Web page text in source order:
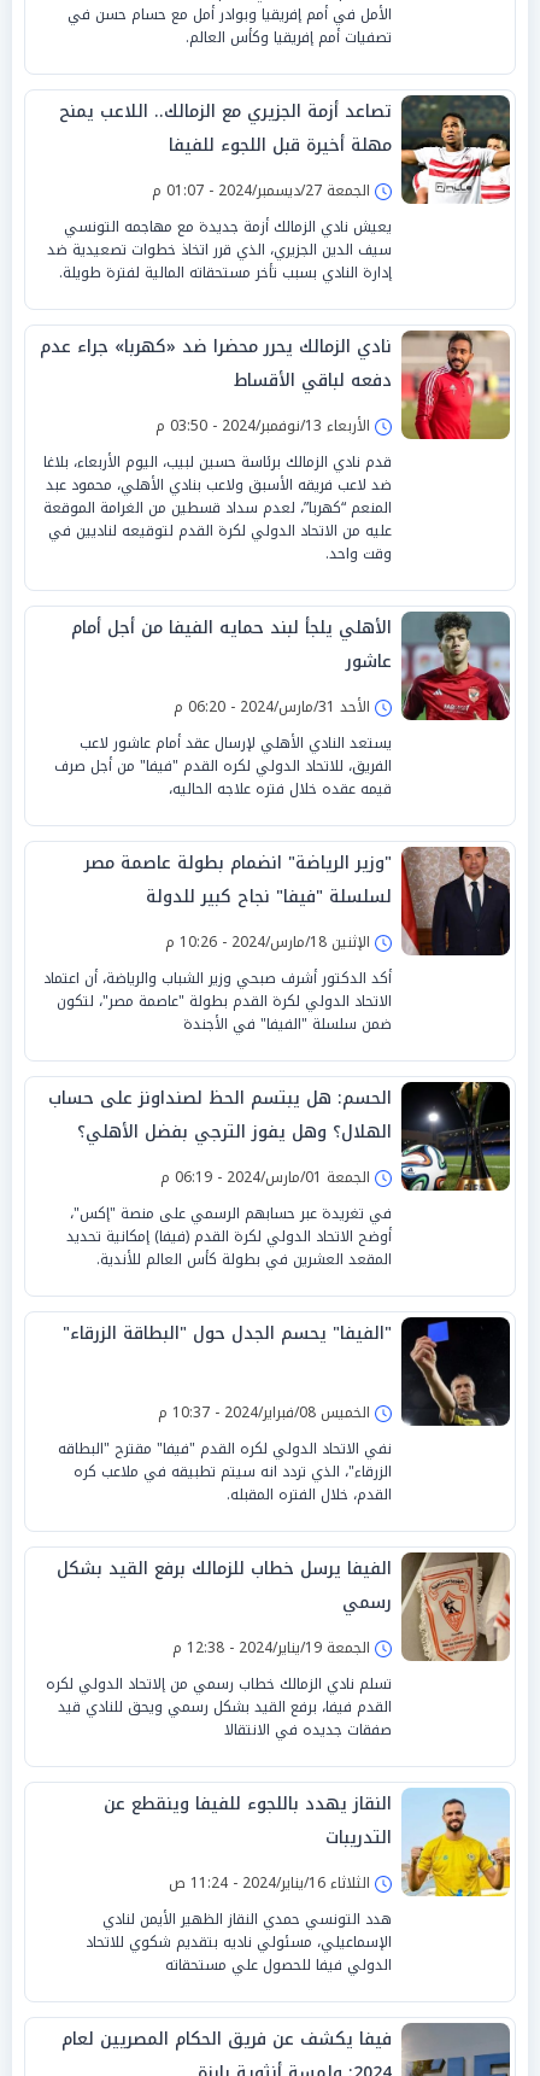
الأمل في أمم إفريقيا وبوادر أمل مع حسام حسن في
تصفيات أمم إفريقيا وكأس العالم.
تصاعد أزمة الجزيري مع الزمالك.. اللاعب يمنح
مهلة أخيرة قبل اللجوء للفيفا
الجمعة 27/ديسمبر/2024 - 01:07 م
يعيش نادي الزمالك أزمة جديدة مع مهاجمه التونسي
سيف الدين الجزيري، الذي قرر اتخاذ خطوات تصعيدية ضد
إدارة النادي بسبب تأخر مستحقاته المالية لفترة طويلة.
نادي الزمالك يحرر محضرا ضد «كهربا» جراء عدم
دفعه لباقي الأقساط
الأربعاء 13/نوفمبر/2024 - 03:50 م
قدم نادي الزمالك برئاسة حسين لبيب، اليوم الأربعاء، بلاغا
ضد لاعب فريقه الأسبق ولاعب بنادي الأهلي، محمود عبد
المنعم “كهربا”، لعدم سداد قسطين من الغرامة الموقعة
عليه من الاتحاد الدولي لكرة القدم لتوقيعه لناديين في
وقت واحد.
الأهلي يلجأ لبند حمايه الفيفا من أجل أمام
عاشور
الأحد 31/مارس/2024 - 06:20 م
يستعد النادي الأهلي لإرسال عقد أمام عاشور لاعب
الفريق، للاتحاد الدولي لكره القدم "فيفا" من أجل صرف
قيمه عقده خلال فتره علاجه الحاليه،
"وزير الرياضة" انضمام بطولة عاصمة مصر
لسلسلة "فيفا" نجاح كبير للدولة
الإثنين 18/مارس/2024 - 10:26 م
أكد الدكتور أشرف صبحي وزير الشباب والرياضة، أن اعتماد
الاتحاد الدولي لكرة القدم بطولة "عاصمة مصر"، لتكون
ضمن سلسلة "الفيفا" في الأجندة
الحسم: هل يبتسم الحظ لصنداونز على حساب
الهلال؟ وهل يفوز الترجي بفضل الأهلي؟
الجمعة 01/مارس/2024 - 06:19 م
في تغريدة عبر حسابهم الرسمي على منصة "إكس"،
أوضح الاتحاد الدولي لكرة القدم (فيفا) إمكانية تحديد
المقعد العشرين في بطولة كأس العالم للأندية.
"الفيفا" يحسم الجدل حول "البطاقة الزرقاء"
الخميس 08/فبراير/2024 - 10:37 م
نفي الاتحاد الدولي لكره القدم "فيفا" مقترح "البطاقه
الزرقاء"، الذي تردد انه سيتم تطبيقه في ملاعب كره
القدم، خلال الفتره المقبله.
الفيفا يرسل خطاب للزمالك برفع القيد بشكل
رسمي
الجمعة 19/يناير/2024 - 12:38 م
تسلم نادي الزمالك خطاب رسمي من إلاتحاد الدولي لكره
القدم فيفا، برفع القيد بشكل رسمي ويحق للنادي قيد
صفقات جديده في الانتقالا
النقاز يهدد باللجوء للفيفا وينقطع عن
التدريبات
الثلاثاء 16/يناير/2024 - 11:24 ص
هدد التونسي حمدي النقاز الظهير الأيمن لنادي
الإسماعيلي، مسئولي ناديه بتقديم شكوي للاتحاد
الدولي فيفا للحصول علي مستحقاته
فيفا يكشف عن فريق الحكام المصريين لعام